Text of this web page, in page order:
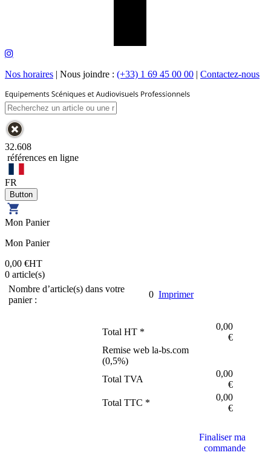
Nos horaires | Nous joindre : (+33) 1 69 45 00 00 | Contactez-nous
32.608
références en ligne
FR
Mon Panier
Mon Panier
0,00 €HT
0 article(s)
Nombre d’article(s) dans votre
panier :
0 Imprimer
Total HT *
0,00
€
Remise web la-bs.com
(0,5%)
Total TVA
0,00
€
Total TTC *
0,00
€
Finaliser ma
commande